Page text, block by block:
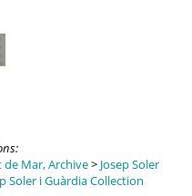
de Mar, Archive> Josep Soler
Soler i Guàrdia Collection